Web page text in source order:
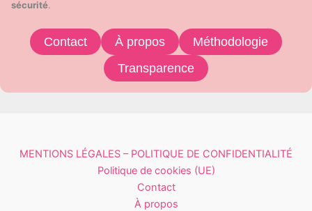
sécurité.
Contact À propos
Méthodologie
Transparence
MENTIONS LÉGALES – POLITIQUE DE CONFIDENTIALITÉ
Politique de cookies (UE)
Contact
À propos